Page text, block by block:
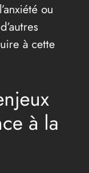
ou
à cette
à la